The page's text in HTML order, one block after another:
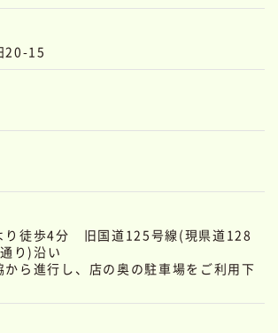
20-15
り徒歩4分 旧国道125号線(現県道128
り)沿い
ら進行し、店の奥の駐車場をご利用下